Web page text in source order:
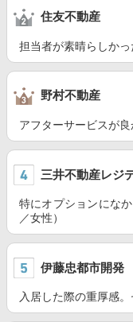
住友不動産
担当者が素晴らしかっ
野村不動産
アフターサービスが良
三井不動産レジ
特にオプションにな
／女性）
伊藤忠都市開発
入居した際の重厚感